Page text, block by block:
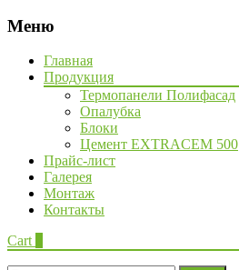
Меню
НаверхГлавная
Продукция
Термопанели Полифасад
Опалубка
Блоки
Цемент EXTRACEM 500
Прайс-лист
Галерея
Монтаж
Контакты
Cart